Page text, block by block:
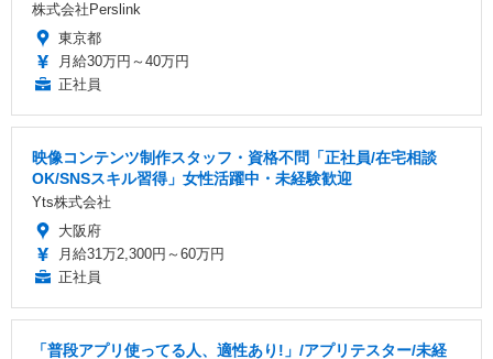
株式会社Perslink
東京都
月給30万円～40万円
正社員
映像コンテンツ制作スタッフ・資格不問「正社員/在宅相談
OK/SNSスキル習得」女性活躍中・未経験歓迎
Yts株式会社
大阪府
月給31万2,300円～60万円
正社員
「普段アプリ使ってる人、適性あり!」/アプリテスター/未経